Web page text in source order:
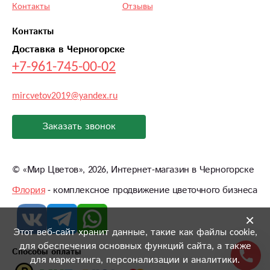
Этот веб-сайт хранит данные, такие как файлы cookie,
для обеспечения основных функций сайта, а также
для маркетинга, персонализации и аналитики.
×
Контакты
Доставка в Черногорске
+7-961-745-00-02
mircvetov2019@yandex.ru
Заказать звонок
Контакты
Отзывы
© «Мир Цветов», 2026, Интернет-магазин в Черногорске
Флория- комплексное продвижение цветочного бизнеса
Способы оплаты